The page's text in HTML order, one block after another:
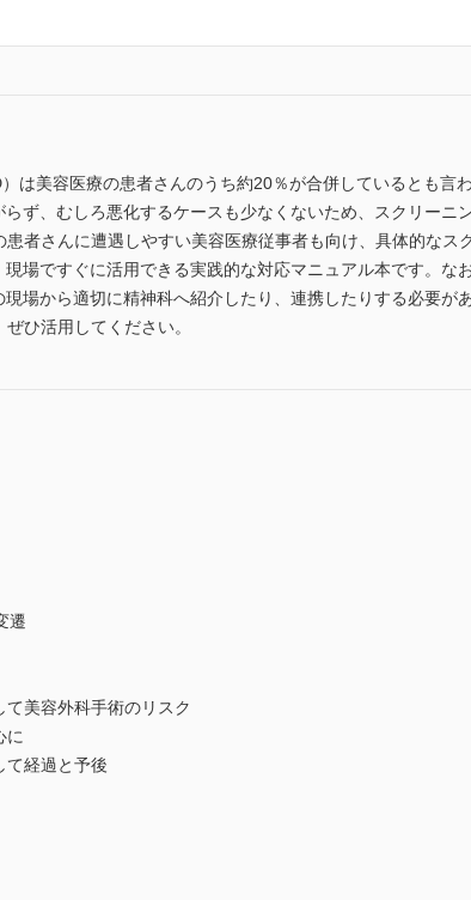
は美容医療の患者さんのうち約20％が合併しているとも言
ず、むしろ悪化するケースも少なくないため、スクリーニ
者さんに遭遇しやすい美容医療従事者も向け、具体的なス
場ですぐに活用できる実践的な対応マニュアル本です。な
場から適切に精神科へ紹介したり、連携したりする必要が
ひ活用してください。
遷
美容外科手術のリスク
に
て経過と予後